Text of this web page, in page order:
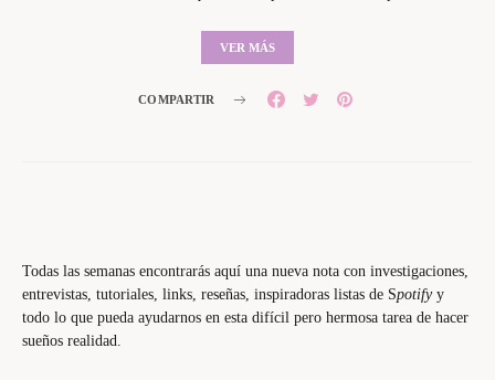
VER MÁS
COMPARTIR
Todas las semanas encontrarás aquí una nueva nota con investigaciones,
entrevistas, tutoriales, links, reseñas, inspiradoras listas de Spotify y
todo lo que pueda ayudarnos en esta difícil pero hermosa tarea de hacer
sueños realidad.